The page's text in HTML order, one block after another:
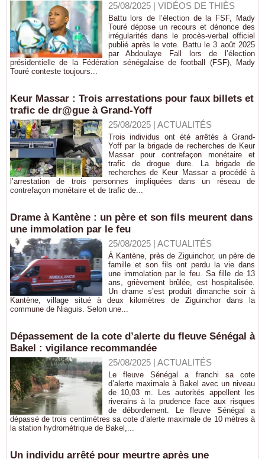
25/08/2025| VIDÉOS DE THIÈS
Battu lors de l’élection de la FSF, Mady
Touré dépose un recours et dénonce des
irrégularités dans le procès-verbal officiel
publié après le vote. Battu le 3 août 2025
par Abdoulaye Fall lors de l’élection
présidentielle de la Fédération sénégalaise de football (FSF), Mady
Touré conteste toujours...
Keur Massar : Trois arrestations pour faux billets et
trafic de dr@gue à Grand-Yoff
25/08/2025| ACTUALITÉS
Trois individus ont été arrêtés à Grand-
Yoff par la brigade de recherches de Keur
Massar pour contrefaçon monétaire et
trafic de drogue dure. La brigade de
recherches de Keur Massar a procédé à
l’arrestation de trois personnes impliquées dans un réseau de
contrefaçon monétaire et de trafic de...
Drame à Kantène : un père et son fils meurent dans
une immolation par le feu
25/08/2025| ACTUALITÉS
À Kantène, près de Ziguinchor, un père de
famille et son fils ont perdu la vie dans
une immolation par le feu. Sa fille de 13
ans, grièvement brûlée, est hospitalisée.
Un drame s’est produit dimanche soir à
Kantène, village situé à deux kilomètres de Ziguinchor dans la
commune de Niaguis. Selon une...
Dépassement de la cote d’alerte du fleuve Sénégal à
Bakel : vigilance recommandée
25/08/2025| ACTUALITÉS
Le fleuve Sénégal a franchi sa cote
d’alerte maximale à Bakel avec un niveau
de 10,03 m. Les autorités appellent les
riverains à la prudence face aux risques
de débordement. Le fleuve Sénégal a
dépassé de trois centimètres sa cote d’alerte maximale de 10 mètres à
la station hydrométrique de Bakel,...
Un individu arrêté pour meurtre après une